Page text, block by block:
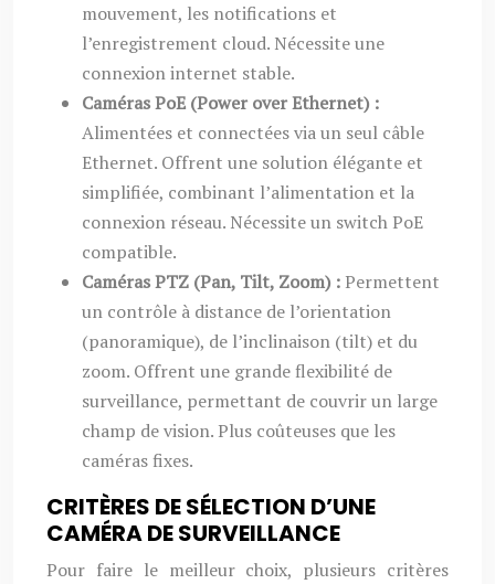
mouvement, les notifications et
l’enregistrement cloud. Nécessite une
connexion internet stable.
Caméras PoE (Power over Ethernet) :
Alimentées et connectées via un seul câble
Ethernet. Offrent une solution élégante et
simplifiée, combinant l’alimentation et la
connexion réseau. Nécessite un switch PoE
compatible.
Caméras PTZ (Pan, Tilt, Zoom) : Permettent
un contrôle à distance de l’orientation
(panoramique), de l’inclinaison (tilt) et du
zoom. Offrent une grande flexibilité de
surveillance, permettant de couvrir un large
champ de vision. Plus coûteuses que les
caméras fixes.
CRITÈRES DE SÉLECTION D’UNE
CAMÉRA DE SURVEILLANCE
Pour faire le meilleur choix, plusieurs critères